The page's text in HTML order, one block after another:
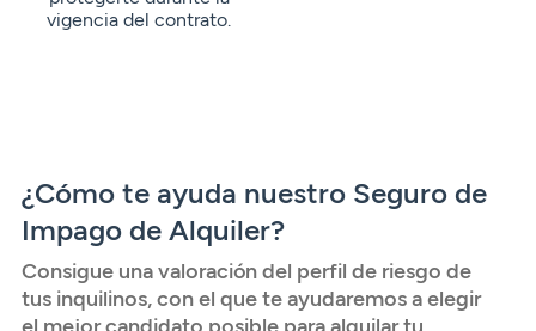
vigencia del contrato.
¿Cómo te ayuda nuestro Seguro de
Impago de Alquiler?
Consigue una valoración del perfil de riesgo de
tus inquilinos, con el que te ayudaremos a elegir
el mejor candidato posible para alquilar tu